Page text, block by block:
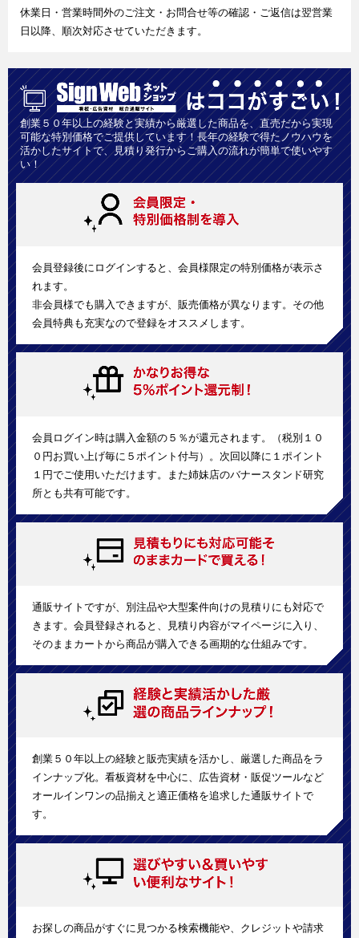
休業日・営業時間外のご注文・お問合せ等の確認・ご返信は翌営業
日以降、順次対応させていただきます。
創業５０年以上の経験と実績から厳選した商品を、直売だから実現
可能な特別価格でご提供しています！長年の経験で得たノウハウを
活かしたサイトで、見積り発行からご購入の流れが簡単で使いやす
い！
会員登録後にログインすると、会員様限定の特別価格が表示さ
れます。
非会員様でも購入できますが、販売価格が異なります。その他
会員特典も充実なので登録をオススメします。
会員ログイン時は購入金額の５％が還元されます。（税別１０
０円お買い上げ毎に５ポイント付与）。次回以降に１ポイント
１円でご使用いただけます。また姉妹店のバナースタンド研究
所とも共有可能です。
通販サイトですが、別注品や大型案件向けの見積りにも対応で
きます。会員登録されると、見積り内容がマイページに入り、
そのままカートから商品が購入できる画期的な仕組みです。
創業５０年以上の経験と販売実績を活かし、厳選した商品をラ
インナップ化。看板資材を中心に、広告資材・販促ツールなど
オールインワンの品揃えと適正価格を追求した通販サイトで
す。
お探しの商品がすぐに見つかる検索機能や、クレジットや請求